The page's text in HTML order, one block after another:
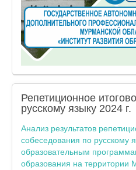
Репетиционное
русскому языку 2024 г.
Анализ результатов
собеседования по русскому
образовательным
образования на территории